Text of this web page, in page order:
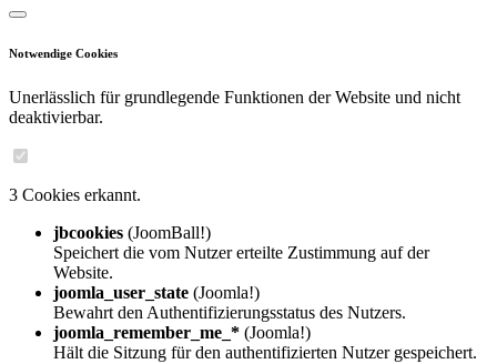
Notwendige Cookies
Unerlässlich für grundlegende Funktionen der Website und nicht
deaktivierbar.
3 Cookies erkannt.
jbcookies (JoomBall!)
Speichert die vom Nutzer erteilte Zustimmung auf der
Website.
joomla_user_state (Joomla!)
Bewahrt den Authentifizierungsstatus des Nutzers.
joomla_remember_me_* (Joomla!)
Hält die Sitzung für den authentifizierten Nutzer gespeichert.